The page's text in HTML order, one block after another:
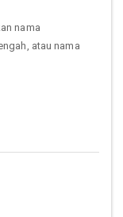
nama
atau nama